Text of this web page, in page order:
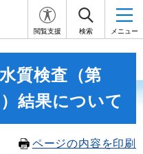
閲覧支援 検索 メニュー
質検査（第
結果について
ページの内容を印刷